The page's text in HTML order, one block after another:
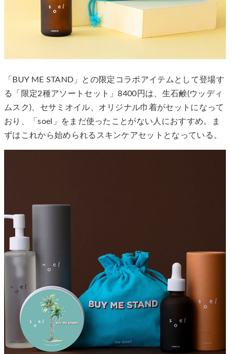
「BUY ME STAND」との限定コラボアイテムとして登場す
る「限定2種アソートセット」8400円は、生石鹸(ウッディ
ムスク)、セサミオイル、オリジナル巾着がセットになって
おり、「soel」をまだ使ったことがない人におすすめ。ま
ずはこれから始められるスキンケアセットとなっている。